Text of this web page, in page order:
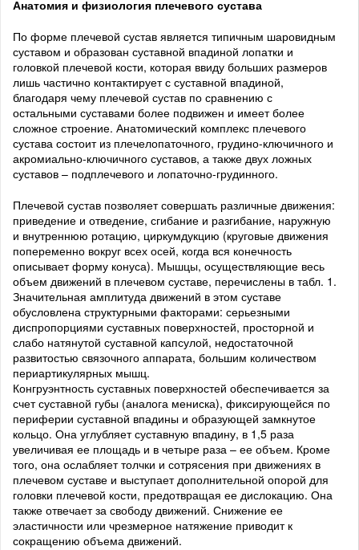
Анатомия и физиология плечевого сустава
По форме плечевой сустав является типичным шаровидным
суставом и образован суставной впадиной лопатки и
головкой плечевой кости, которая ввиду больших размеров
лишь частично контактирует с суставной впадиной,
благодаря чему плечевой сустав по сравнению с
остальными суставами более подвижен и имеет более
сложное строение. Анатомический комплекс плечевого
сустава состоит из плечелопаточного, грудино-ключичного и
акромиально-ключичного суставов, а также двух ложных
суставов – подплечевого и лопаточно-грудинного.
Плечевой сустав позволяет совершать различные движения:
приведение и отведение, сгибание и разгибание, наружную
и внутреннюю ротацию, циркумдукцию (круговые движения
попеременно вокруг всех осей, когда вся конечность
описывает форму конуса). Мышцы, осуществляющие весь
объем движений в плечевом суставе, перечислены в табл. 1.
Значительная амплитуда движений в этом суставе
обусловлена структурными факторами: серьезными
диспропорциями суставных поверхностей, просторной и
слабо натянутой суставной капсулой, недостаточной
развитостью связочного аппарата, большим количеством
периартикулярных мышц.
Конгруэнтность суставных поверхностей обеспечивается за
счет суставной губы (аналога мениска), фиксирующейся по
периферии суставной впадины и образующей замкнутое
кольцо. Она углубляет суставную впадину, в 1,5 раза
увеличивая ее площадь и в четыре раза – ее объем. Кроме
того, она ослабляет толчки и сотрясения при движениях в
плечевом суставе и выступает дополнительной опорой для
головки плечевой кости, предотвращая ее дислокацию. Она
также отвечает за свободу движений. Снижение ее
эластичности или чрезмерное натяжение приводит к
сокращению объема движений.